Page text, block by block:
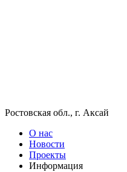
Ростовская обл., г. Аксай
О нас
Новости
Проекты
Информация